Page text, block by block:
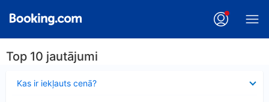
Top 10 jautājumi
Kas ir iekļauts cenā?